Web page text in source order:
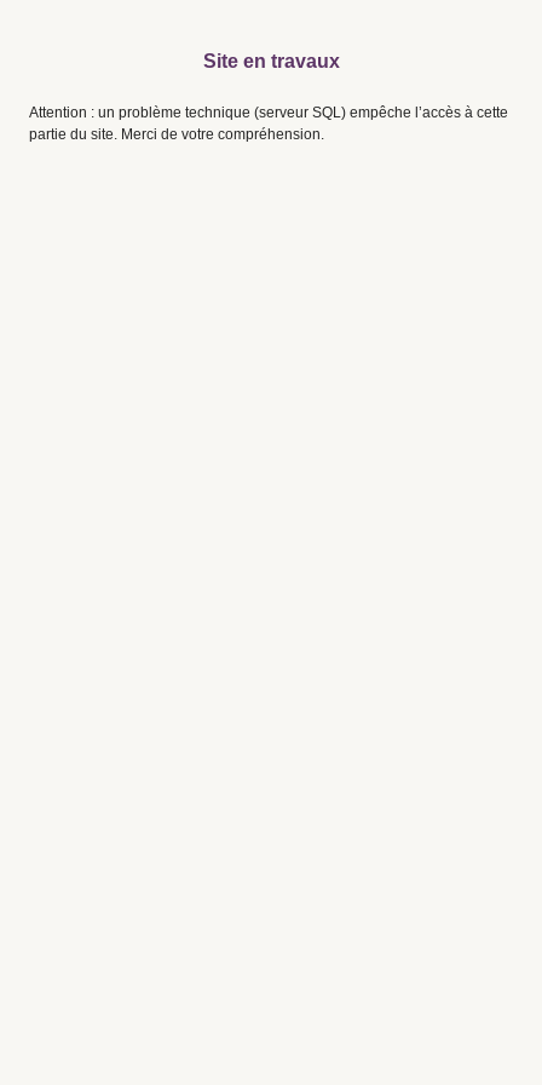
Site en travaux
Attention : un problème technique (serveur SQL) empêche l’accès à cette
partie du site. Merci de votre compréhension.